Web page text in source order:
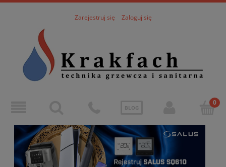
Zarejestruj się Zaloguj się
BLOG